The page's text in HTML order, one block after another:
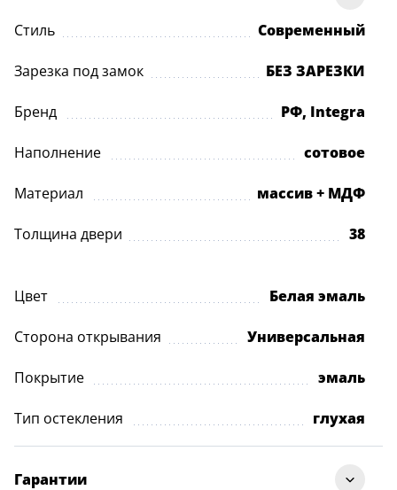
Стиль Современный
Зарезка под замок БЕЗ ЗАРЕЗКИ
Бренд РФ, Integra
Наполнение сотовое
Материал массив + МДФ
Толщина двери 38
Цвет Белая эмаль
Сторона открывания Универсальная
Покрытие эмаль
Тип остекления глухая
Гарантии